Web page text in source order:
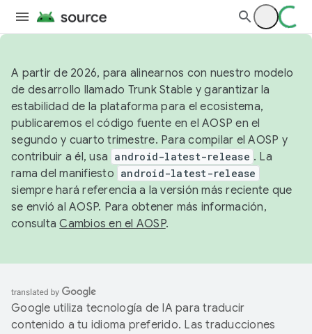
A partir de 2026, para alinearnos con nuestro modelo
de desarrollo llamado Trunk Stable y garantizar la
estabilidad de la plataforma para el ecosistema,
publicaremos el código fuente en el AOSP en el
segundo y cuarto trimestre. Para compilar el AOSP y
contribuir a él, usa android-latest-release . La
rama del manifiesto android-latest-release
siempre hará referencia a la versión más reciente que
se envió al AOSP. Para obtener más información,
consultaCambios en el AOSP.
Google utiliza tecnología de IA para traducir
contenido a tu idioma preferido. Las traducciones